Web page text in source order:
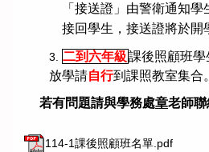
「接送證」由警衛通知
接回學生，接送證將於開
3. 二到六年級課後照顧班學
放學請自行到課照教室集合。
若有問題請與學務處章老師聯
114-1課後照顧班名單.pdf